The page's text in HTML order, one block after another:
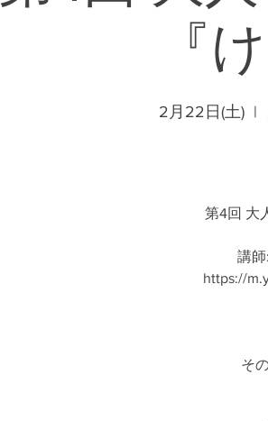
『
2月22日(土)
  |
第4回 大
講
https://
そ